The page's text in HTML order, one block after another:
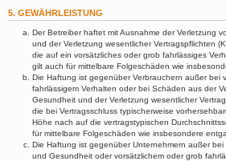
5. GEWÄHRLEISTUNG
Der Betreiber haftet mit Ausnahme der Verletzung
und der Verletzung wesentlicher Vertragspflichten
die auf ein vorsätzliches oder grob fahrlässiges
gilt auch für mittelbare Folgeschäden wie
Die Haftung ist gegenüber Verbrauchern außer bei
fahrlässigem Verhalten oder bei Schäden aus der
Gesundheit und der Verletzung wesentlicher
die bei Vertragsschluss typischerweise
Höhe nach auf die vertragstypischen
für mittelbare Folgeschäden wie insbesondere
Die Haftung ist gegenüber Unternehmern außer
und Gesundheit oder vorsätzlichem oder grob